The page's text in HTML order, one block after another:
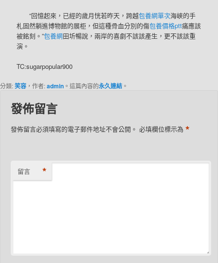
“回憶起來，已經的歲月恍若昨天，跨越包養網單次海峽的手
札固然躺進博物館的展柜，但這種骨血分別的傷包養價格ptt痛應該
被銘刻。”包養網田圻暢說，兩岸的喜劇不該該產生，更不該該重
演。
TC:sugarpopular900
分類:笑容 ，作者:admin 。這篇內容的永久連結 。
發佈留言
發佈留言必須填寫的電子郵件地址不會公開。 必填欄位標示為*
留言 *